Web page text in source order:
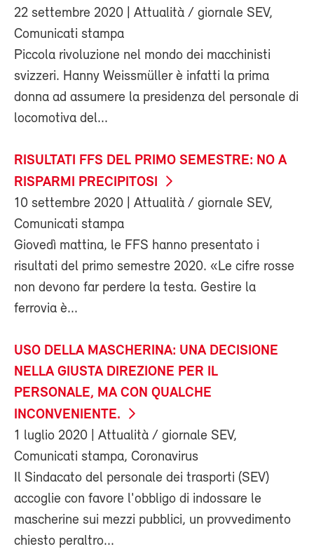
22 settembre 2020 | Attualità / giornale SEV,
Comunicati stampa
Piccola rivoluzione nel mondo dei macchinisti
svizzeri. Hanny Weissmüller è infatti la prima
donna ad assumere la presidenza del personale di
locomotiva del...
RISULTATI FFS DEL PRIMO SEMESTRE: NO A
RISPARMI PRECIPITOSI
10 settembre 2020 | Attualità / giornale SEV,
Comunicati stampa
Giovedì mattina, le FFS hanno presentato i
risultati del primo semestre 2020. «Le cifre rosse
non devono far perdere la testa. Gestire la
ferrovia è...
USO DELLA MASCHERINA: UNA DECISIONE
NELLA GIUSTA DIREZIONE PER IL
PERSONALE, MA CON QUALCHE
INCONVENIENTE.
1 luglio 2020 | Attualità / giornale SEV,
Comunicati stampa, Coronavirus
Il Sindacato del personale dei trasporti (SEV)
accoglie con favore l'obbligo di indossare le
mascherine sui mezzi pubblici, un provvedimento
chiesto peraltro...